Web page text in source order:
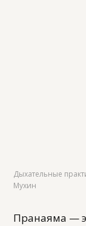
Дыхательные
Мухин
Пранаяма —